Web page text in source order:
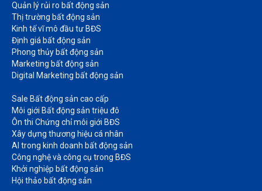
Quản lý rủi ro bất động sản​
Thị trường bất động sản​
Kinh tế vĩ mô đầu tư BĐS​
Định giá bất động sản​
Phong thủy bất động sản​
Marketing bất động sản​
Digital Marketing bất động sản​
Sale Bất động sản cao cấp​
Môi giới Bất động sản triệu đô​
Ôn thi Chứng chỉ môi giới BĐS​
Xây dựng thương hiệu cá nhân​
AI trong kinh doanh bất động sản​
Công nghệ và công cụ trong BĐS​
Khởi nghiệp bất động sản​
Hội thảo bất động sản​